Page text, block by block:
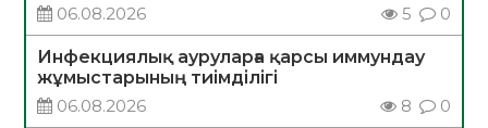
06.08.2026
5 0
Инфекциялық ауруларға қарсы иммундау
жұмыстарының тиімділігі
06.08.2026
8 0